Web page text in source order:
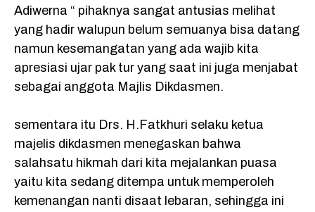
Adiwerna “ pihaknya sangat antusias melihat
yang hadir walupun belum semuanya bisa datang
namun kesemangatan yang ada wajib kita
apresiasi ujar pak tur yang saat ini juga menjabat
sebagai anggota Majlis Dikdasmen.
sementara itu Drs. H.Fatkhuri selaku ketua
majelis dikdasmen menegaskan bahwa
salahsatu hikmah dari kita mejalankan puasa
yaitu kita sedang ditempa untuk memperoleh
kemenangan nanti disaat lebaran, sehingga ini